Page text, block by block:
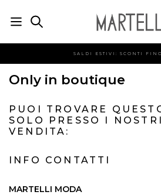
SALDI ESTIVI: SCONTI
Only in boutique
PUOI TROVARE
SOLO PRESSO I
VENDITA:
INFO CONTATTI
MARTELLI MODA